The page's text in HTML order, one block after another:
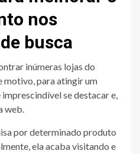
nos
busca
inúmeras lojas do
motivo, para atingir um
se destacar e,
web.
por determinado produto
ela acaba visitando e